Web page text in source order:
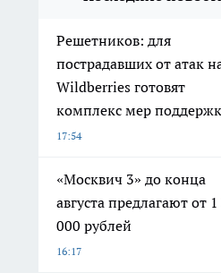
Решетников: для
пострадавших от атак
Wildberries готовят
комплекс мер
17:54
«Москвич 3» до конца
августа предлагают от
000 рублей
16:17